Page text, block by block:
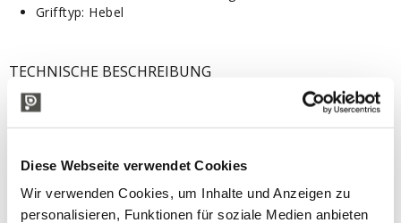
Diese Webseite verwendet Cookies
Wir verwenden Cookies, um Inhalte und Anzeigen zu
personalisieren, Funktionen für soziale Medien anbieten
Grifftyp: Hebel
TECHNISCHE BESCHREIBUNG